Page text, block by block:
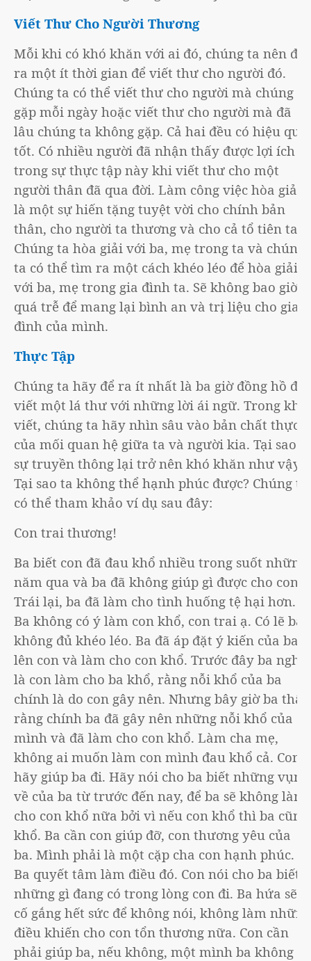
Viết Thư Cho Người Thương
Mỗi khi có khó khăn với ai đó, chúng ta nên để
ra một ít thời gian để viết thư cho người đó.
Chúng ta có thể viết thư cho người mà chúng ta
gặp mỗi ngày hoặc viết thư cho người mà đã
lâu chúng ta không gặp. Cả hai đều có hiệu quả
tốt. Có nhiều người đã nhận thấy được lợi ích
trong sự thực tập này khi viết thư cho một
người thân đã qua đời. Làm công việc hòa giải
là một sự hiến tặng tuyệt vời cho chính bản
thân, cho người ta thương và cho cả tổ tiên ta.
Chúng ta hòa giải với ba, mẹ trong ta và chúng
ta có thể tìm ra một cách khéo léo để hòa giải
với ba, mẹ trong gia đình ta. Sẽ không bao giờ
quá trễ để mang lại bình an và trị liệu cho gia
đình của mình.
Thực Tập
Chúng ta hãy để ra ít nhất là ba giờ đồng hồ để
viết một lá thư với những lời ái ngữ. Trong khi
viết, chúng ta hãy nhìn sâu vào bản chất thực
của mối quan hệ giữa ta và người kia. Tại sao
sự truyền thông lại trở nên khó khăn như vậy?
Tại sao ta không thể hạnh phúc được? Chúng ta
có thể tham khảo ví dụ sau đây:
Con trai thương!
Ba biết con đã đau khổ nhiều trong suốt những
năm qua và ba đã không giúp gì được cho con.
Trái lại, ba đã làm cho tình huống tệ hại hơn.
Ba không có ý làm con khổ, con trai ạ. Có lẽ ba
không đủ khéo léo. Ba đã áp đặt ý kiến của ba
lên con và làm cho con khổ. Trước đây ba nghĩ
là con làm cho ba khổ, rằng nỗi khổ của ba
chính là do con gây nên. Nhưng bây giờ ba thấy
rằng chính ba đã gây nên những nỗi khổ của
mình và đã làm cho con khổ. Làm cha mẹ,
không ai muốn làm con mình đau khổ cả. Con
hãy giúp ba đi. Hãy nói cho ba biết những vụng
về của ba từ trước đến nay, để ba sẽ không làm
cho con khổ nữa bởi vì nếu con khổ thì ba cũng
khổ. Ba cần con giúp đỡ, con thương yêu của
ba. Mình phải là một cặp cha con hạnh phúc.
Ba quyết tâm làm điều đó. Con nói cho ba biết
những gì đang có trong lòng con đi. Ba hứa sẽ
cố gắng hết sức để không nói, không làm những
điều khiến cho con tổn thương nữa. Con cần
phải giúp ba, nếu không, một mình ba không